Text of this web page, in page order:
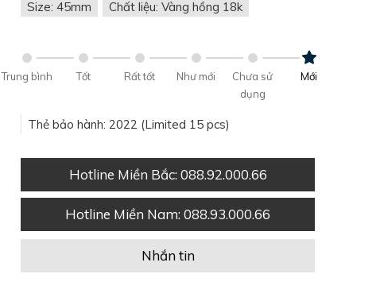
Size: 45mm Chất liệu: Vàng hồng 18k
Trung bình Tốt Rất tốt Như mới
Chưa sử
dụng
Mới
Thẻ bảo hành: 2022 (Limited 15 pcs)
Hotline Miền Bắc: 088.92.000.66
Hotline Miền Nam: 088.93.000.66
Nhắn tin